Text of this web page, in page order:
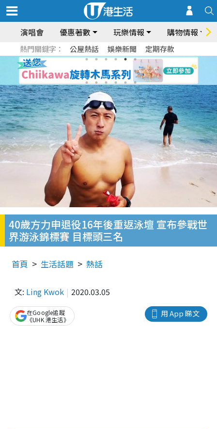
演唱會 優惠著數 玩樂情報 購物情報
熱門關鍵字： 公屋熱話 娛樂新聞 定期存款
40歲方力申退役16年後重返泳壇 宣布參戰世
界游泳錦標賽 目標頭三名
首頁 生活話題 熱話
文: Ling Kwok 2020.03.05
用 App 睇文
在Google追蹤
《UHK 港生活》